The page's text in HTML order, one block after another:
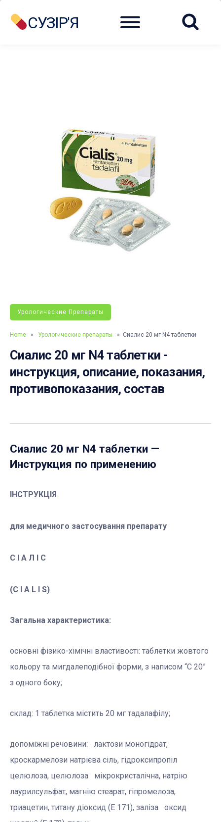
СУЗІР'Я Menu
Урологические Препараты
Home » Урологические препараты » Сиалис 20 мг N4 таблетки
Сиалис 20 мг N4 таблетки -
инструкция, описание, показания,
противопоказания, состав
Сиалис 20 мг N4 таблетки —
Инструкция по применению
ІНСТРУКЦІЯ
для медичного застосування препарату
C І А Л І С
(C I A L I S)
Загальна характеристика:
основні фізико-хімічні властивості: таблетки жовтого
кольору та мигдалеподібної форми, з написом “С 20”
з одного боку;
склад: 1 таблетка містить 20 мг тадалафілу;
допоміжні речовини: лактози моногідрат,
кроскармелози натрієва сіль, гідроксипропіл
целюлоза, целюлоза мікрокристалічна, натрію
лаурилсульфат, магнію стеарат, гіпромелоза,
триацетин, титану діоксид (Е 171), заліза оксид